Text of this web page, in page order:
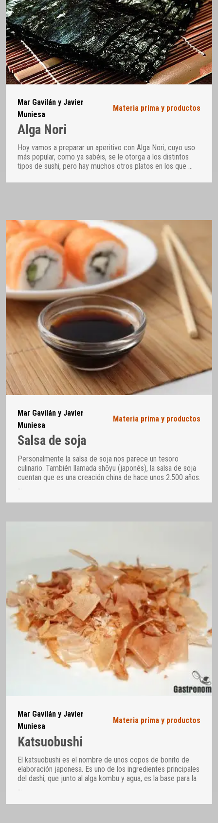
Mar Gavilán y Javier
Muniesa
Materia prima y productos
Alga Nori
Hoy vamos a preparar un aperitivo con Alga Nori, cuyo uso
más popular, como ya sabéis, se le otorga a los distintos
tipos de sushi, pero hay muchos otros platos en los que …
Mar Gavilán y Javier
Muniesa
Materia prima y productos
Salsa de soja
Personalmente la salsa de soja nos parece un tesoro
culinario. También llamada shōyu (japonés), la salsa de soja
cuentan que es una creación china de hace unos 2.500 años.
Mar Gavilán y Javier
Muniesa
Materia prima y productos
Katsuobushi
El katsuobushi es el nombre de unos copos de bonito de
elaboración japonesa. Es uno de los ingredientes principales
del dashi, que junto al alga kombu y agua, es la base para la
…